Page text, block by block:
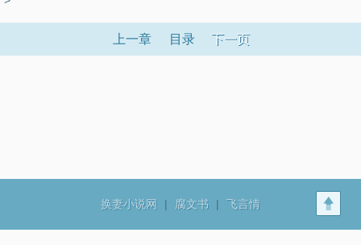
上一章 目录 下一页
换妻小说网 | 腐文书 | 飞言情